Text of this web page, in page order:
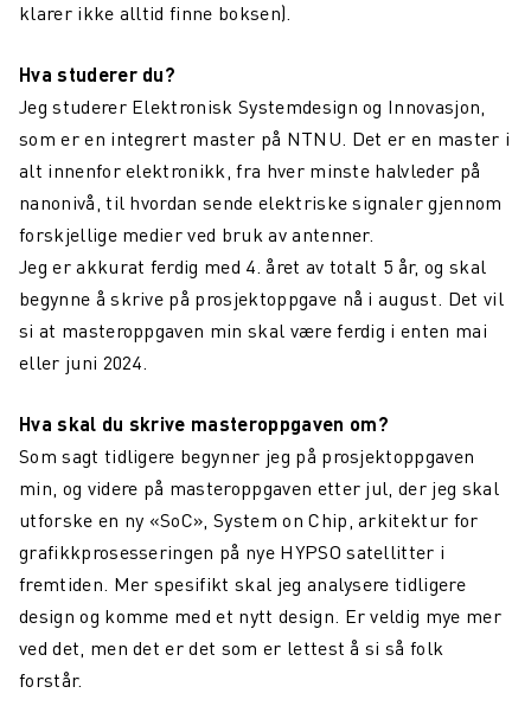
klarer ikke alltid finne boksen).
Hva studerer du?
Jeg studerer Elektronisk Systemdesign og Innovasjon,
som er en integrert master på NTNU. Det er en master i
alt innenfor elektronikk, fra hver minste halvleder på
nanonivå, til hvordan sende elektriske signaler gjennom
forskjellige medier ved bruk av antenner.
Jeg er akkurat ferdig med 4. året av totalt 5 år, og skal
begynne å skrive på prosjektoppgave nå i august. Det vil
si at masteroppgaven min skal være ferdig i enten mai
eller juni 2024.
Hva skal du skrive masteroppgaven om?
Som sagt tidligere begynner jeg på prosjektoppgaven
min, og videre på masteroppgaven etter jul, der jeg skal
utforske en ny «SoC», System on Chip, arkitektur for
grafikkprosesseringen på nye HYPSO satellitter i
fremtiden. Mer spesifikt skal jeg analysere tidligere
design og komme med et nytt design. Er veldig mye mer
ved det, men det er det som er lettest å si så folk
forstår.